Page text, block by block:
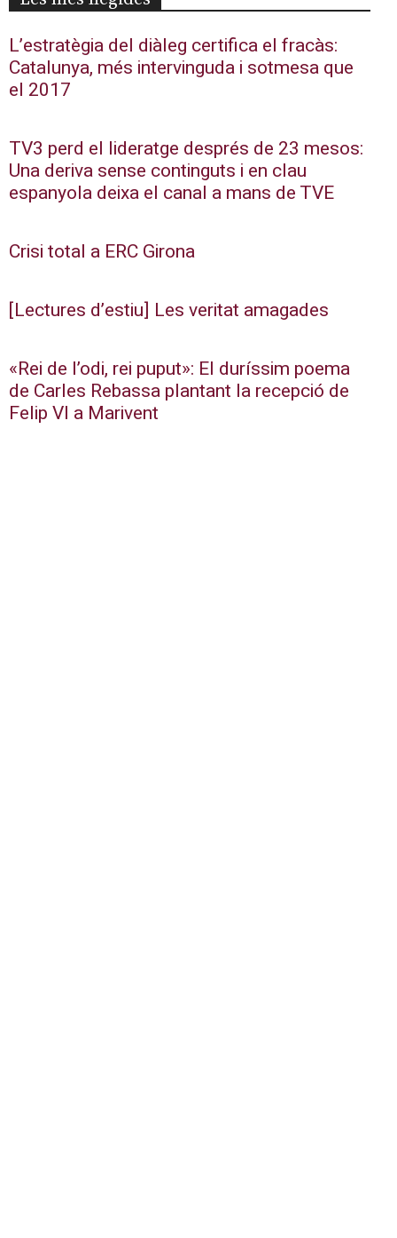
L’estratègia del diàleg certifica el fracàs:
Catalunya, més intervinguda i sotmesa que
el 2017
TV3 perd el lideratge després de 23 mesos:
Una deriva sense continguts i en clau
espanyola deixa el canal a mans de TVE
Crisi total a ERC Girona
[Lectures d’estiu] Les veritat amagades
«Rei de l’odi, rei puput»: El duríssim poema
de Carles Rebassa plantant la recepció de
Felip VI a Marivent